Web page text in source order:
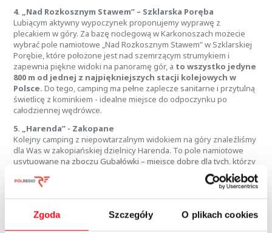
Zgoda Szczegóły O plikach cookies
4. „Nad Rozkosznym Stawem” – Szklarska Poręba
Lubiącym aktywny wypoczynek proponujemy wyprawę z
plecakiem w góry. Za bazę noclegową w Karkonoszach możecie
wybrać pole namiotowe „Nad Rozkosznym Stawem” w Szklarskiej
Porębie, które położone jest nad szemrzącym strumykiem i
zapewnia piękne widoki na panoramę gór, a to wszystko jedyne
800 m od jednej z najpiękniejszych stacji kolejowych w
Polsce. Do tego, camping ma pełne zaplecze sanitarne i przytulną
świetlicę z kominkiem - idealne miejsce do odpoczynku po
całodziennej wędrówce.
5. „Harenda” - Zakopane
Kolejny camping z niepowtarzalnym widokiem na góry znaleźliśmy
dla Was w zakopiańskiej dzielnicy Harenda. To pole namiotowe
usytuowane na zboczu Gubałówki – miejsce dobre dla tych, którzy
chcą eksplorować Tatry, ale niekoniecznie po drodze im z gwarem
Krupówek. Tu panuje cisza i spokój, zakłócana jedynie śpiewem
prąd, woda, toalety i łatwy dostęp do sklepów. A idojazd z